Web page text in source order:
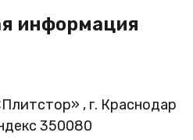
информация
, г. Краснодар
350080